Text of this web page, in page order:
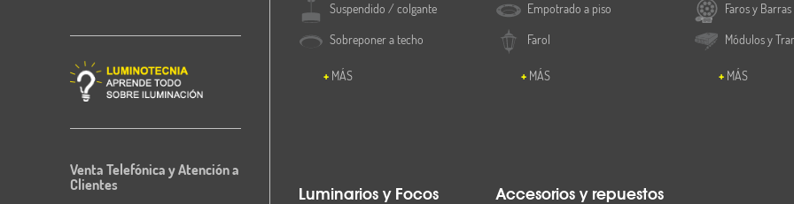
Venta Telefónica y Atención a
Clientes
Suspendido / colgante
Sobreponer a techo
MÁS
Empotrado a piso
Farol
MÁS
Faros y Barras
Módulos y
MÁS
Luminarios y Focos Accesorios y repuestos